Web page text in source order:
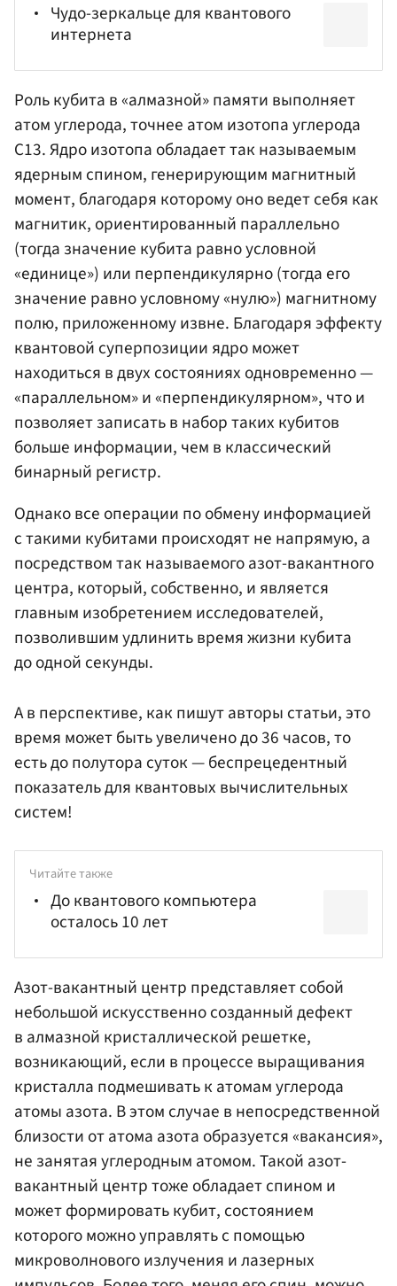
Чудо-зеркальце для квантового
интернета
Роль кубита в «алмазной» памяти выполняет
атом углерода, точнее атом изотопа углерода
С13. Ядро изотопа обладает так называемым
ядерным спином, генерирующим магнитный
момент, благодаря которому оно ведет себя как
магнитик, ориентированный параллельно
(тогда значение кубита равно условной
«единице») или перпендикулярно (тогда его
значение равно условному «нулю») магнитному
полю, приложенному извне. Благодаря эффекту
квантовой суперпозиции ядро может
находиться в двух состояниях одновременно —
«параллельном» и «перпендикулярном», что и
позволяет записать в набор таких кубитов
больше информации, чем в классический
бинарный регистр.
Однако все операции по обмену информацией
с такими кубитами происходят не напрямую, а
посредством так называемого азот-вакантного
центра, который, собственно, и является
главным изобретением исследователей,
позволившим удлинить время жизни кубита
до одной секунды.
А в перспективе, как пишут авторы статьи, это
время может быть увеличено до 36 часов, то
есть до полутора суток — беспрецедентный
показатель для квантовых вычислительных
систем!
Читайте также
До квантового компьютера
осталось 10 лет
Азот-вакантный центр представляет собой
небольшой искусственно созданный дефект
в алмазной кристаллической решетке,
возникающий, если в процессе выращивания
кристалла подмешивать к атомам углерода
атомы азота. В этом случае в непосредственной
близости от атома азота образуется «вакансия»,
не занятая углеродным атомом. Такой азот-
вакантный центр тоже обладает спином и
может формировать кубит, состоянием
которого можно управлять с помощью
микроволнового излучения и лазерных